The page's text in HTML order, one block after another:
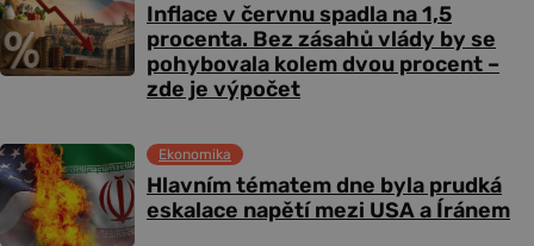
Inflace v červnu spadla na 1,5
procenta. Bez zásahů vlády by se
pohybovala kolem dvou procent –
zde je výpočet
Hlavním tématem dne byla prudká
eskalace napětí mezi USA a Íránem
Ekonomika